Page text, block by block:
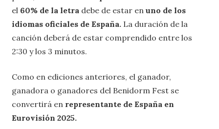
el 60% de la letra debe de estar en uno de los
idiomas oficiales de España. La duración de la
canción deberá de estar comprendido entre los
2:30 y los 3 minutos.
Como en ediciones anteriores, el ganador,
ganadora o ganadores del Benidorm Fest se
convertirá en representante de España en
Eurovisión 2025.